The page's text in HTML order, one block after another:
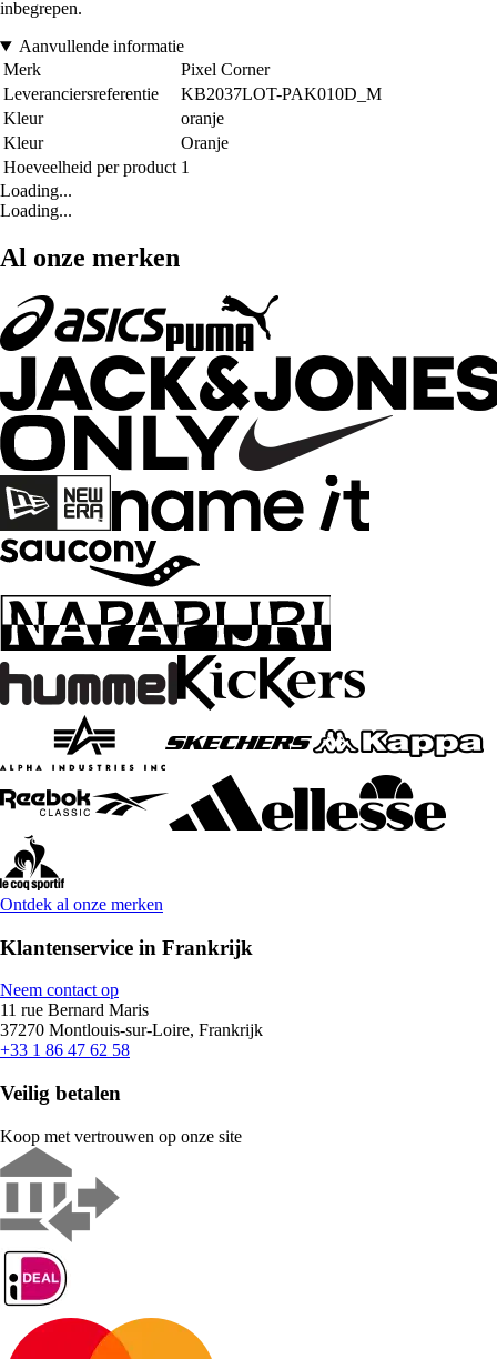
inbegrepen.
Aanvullende informatie
Merk
Pixel Corner
Leveranciersreferentie
KB2037LOT-PAK010D_M
Kleur
oranje
Kleur
Oranje
Hoeveelheid per product 1
Loading...
Loading...
Al onze merken
Ontdek al onze merken
Klantenservice in Frankrijk
Neem contact op
11 rue Bernard Maris
37270 Montlouis-sur-Loire, Frankrijk
+33 1 86 47 62 58
Veilig betalen
Koop met vertrouwen op onze site